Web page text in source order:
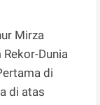
Mirza
Dunia
di
di atas